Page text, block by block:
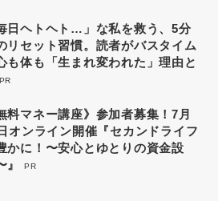
日ヘトヘト…」な私を救う、5分
リセット習慣。読者がバスタイム
も体も「生まれ変われた」理由と
PR
料マネー講座》参加者募集！7月
オンライン開催『セカンドライフ
かに！〜安心とゆとりの資金設
』
PR